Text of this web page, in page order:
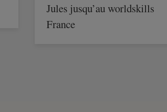
Jules jusqu’au worldskills
France